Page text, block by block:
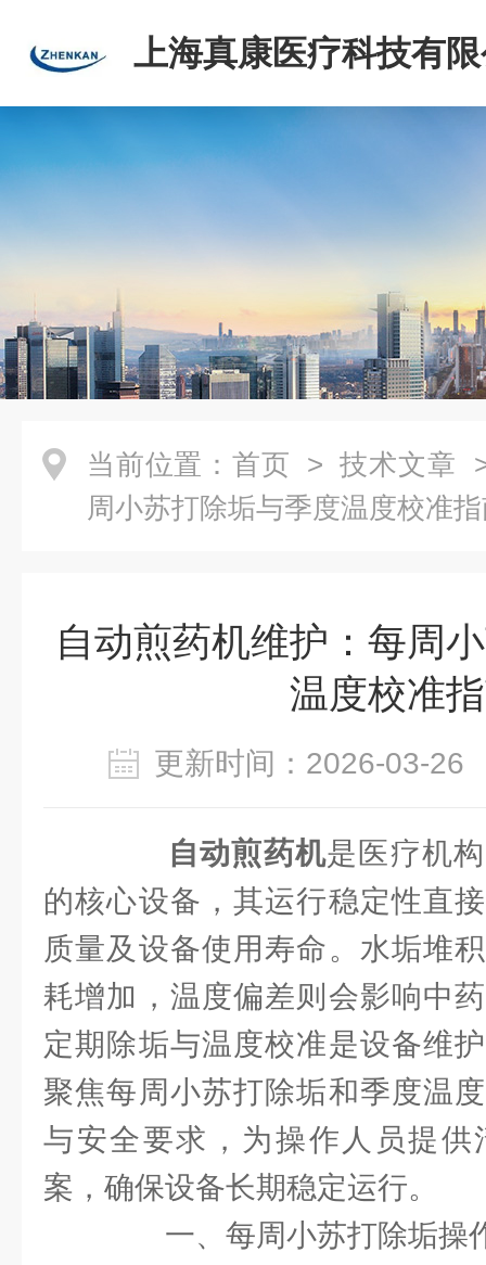
上海真康医疗科技有
当前位置： 首页 > 技术文章
周小苏打除垢与季度温度校准
自动煎药机维护：每周
温度校准
更新时间：2026-03-
自动煎药机是医疗机
的核心设备，其运行稳定性直
质量及设备使用寿命。水垢堆
耗增加，温度偏差则会影响中
定期除垢与温度校准是设备维
聚焦每周小苏打除垢和季度温
与安全要求，为操作人员提供
案，确保设备长期稳定运行。
一、每周小苏打除垢操